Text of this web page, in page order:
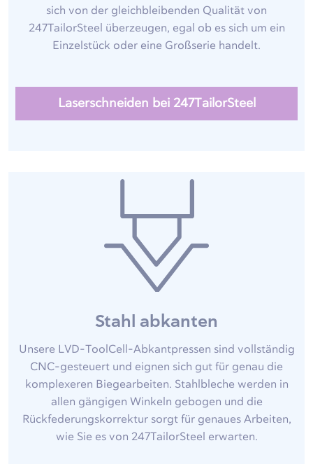
sich von der gleichbleibenden Qualität von
247TailorSteel überzeugen, egal ob es sich um ein
Einzelstück oder eine Großserie handelt.
Laserschneiden bei 247TailorSteel
Stahl abkanten
Unsere LVD-ToolCell-Abkantpressen sind vollständig
CNC-gesteuert und eignen sich gut für genau die
komplexeren Biegearbeiten. Stahlbleche werden in
allen gängigen Winkeln gebogen und die
Rückfederungskorrektur sorgt für genaues Arbeiten,
wie Sie es von 247TailorSteel erwarten.